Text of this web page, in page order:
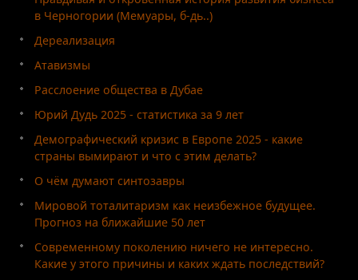
в Черногории (Мемуары, б-дь..)
Дереализация
Атавизмы
Расслоение общества в Дубае
Юрий Дудь 2025 - статистика за 9 лет
Демографический кризис в Европе 2025 - какие
страны вымирают и что с этим делать?
О чём думают синтозавры
Мировой тоталитаризм как неизбежное будущее.
Прогноз на ближайшие 50 лет
Современному поколению ничего не интересно.
Какие у этого причины и каких ждать последствий?